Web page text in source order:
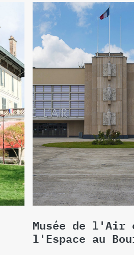
Musée de l'Air
l'Espace au